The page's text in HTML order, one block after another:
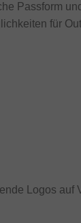
Passform
für
Logos auf